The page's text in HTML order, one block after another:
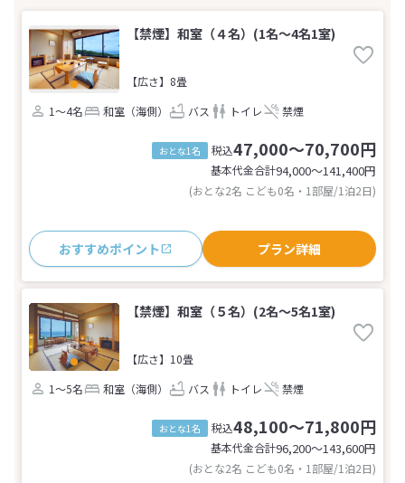
【禁煙】和室（４名）(1名～4名1室)
【広さ】8畳
1～4名
和室（海側） バス トイレ 禁煙
おとな1名 税込47,000～70,700円
基本代金合計94,000〜141,400円
(おとな2名 こども0名・1部屋/1泊2日)
おすすめポイント プラン詳細
【禁煙】和室（５名）(2名～5名1室)
【広さ】10畳
1～5名
和室（海側） バス トイレ 禁煙
おとな1名 税込48,100～71,800円
基本代金合計96,200〜143,600円
(おとな2名 こども0名・1部屋/1泊2日)